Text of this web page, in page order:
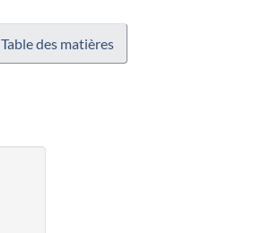
Table des matières